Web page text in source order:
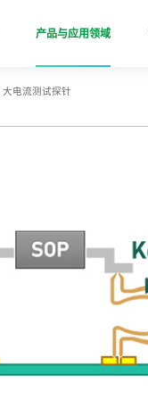
产品与应用领域
大电流测试探针